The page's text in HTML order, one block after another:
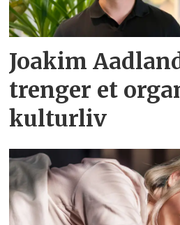
Joakim
trenger et
kulturliv